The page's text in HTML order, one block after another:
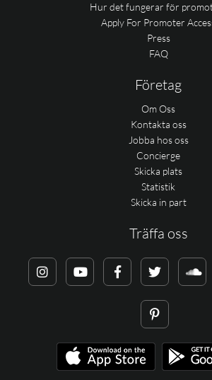
Hur det fungerar för
Apply For Promoter
Press
FAQ
Företag
Om Oss
Kontakta oss
Jobba hos oss
Concierge
Skicka plats
Statistik
Skicka in part
Träffa oss